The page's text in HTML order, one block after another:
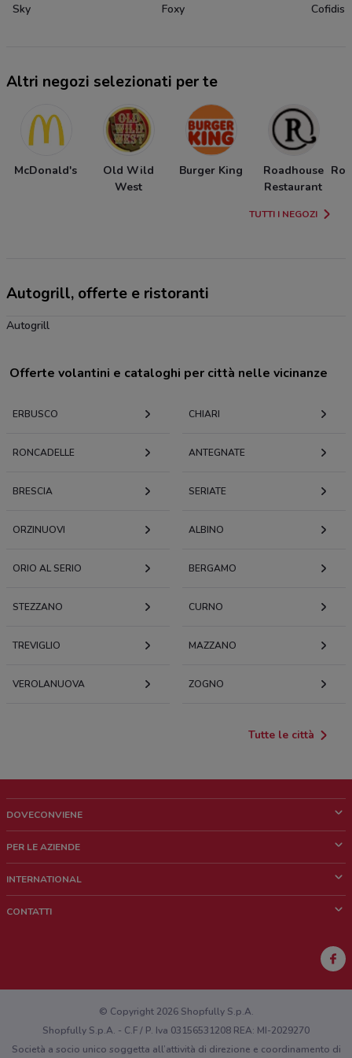
Sky Foxy Cofidis
Altri negozi selezionati per te
McDonald's
Old Wild
West
Burger King
Roadhouse
Restaurant
TUTTI I NEGOZI
Autogrill, offerte e ristoranti
Autogrill
Offerte volantini e cataloghi per città nelle vicinanze
ERBUSCO CHIARI
RONCADELLE ANTEGNATE
BRESCIA SERIATE
ORZINUOVI ALBINO
ORIO AL SERIO BERGAMO
STEZZANO CURNO
TREVIGLIO MAZZANO
VEROLANUOVA ZOGNO
Tutte le città
DOVECONVIENE
Chi siamo
Lavora con noi
PER LE AZIENDE
Richieste commerciali e marketing
INTERNATIONAL
CONTATTI
Hai un malfunzionamento sul web o sull'app?
© Copyright 2026 Shopfully S.p.A.
Shopfully S.p.A. - C.F / P. Iva 03156531208 REA: MI-2029270
Società a socio unico soggetta all’attività di direzione e coordinamento di